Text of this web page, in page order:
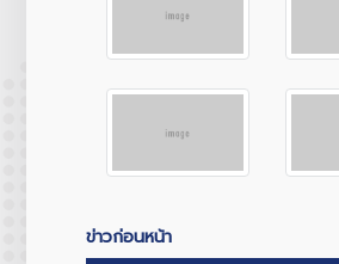
ข่าวก่อนหน้า